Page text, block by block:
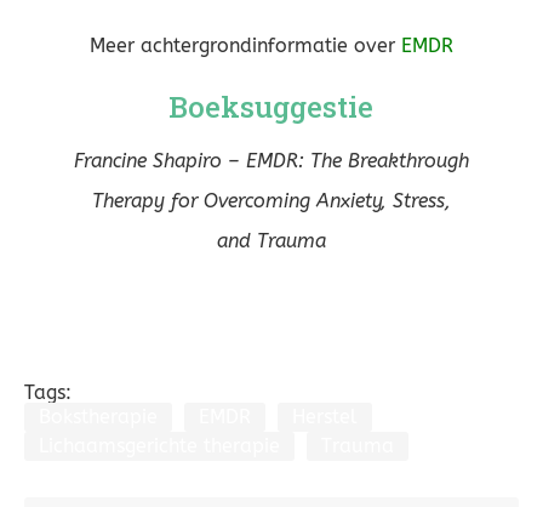
Meer achtergrondinformatie over EMDR
Boeksuggestie
Francine Shapiro – EMDR: The Breakthrough
Therapy for Overcoming Anxiety, Stress,
and Trauma
Tags: